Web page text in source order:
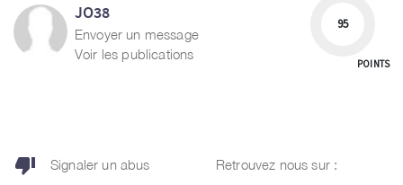
JO38
Envoyer un message
Voir les publications
95
POINTS
thumb_down Signaler un abus Retrouvez nous sur :